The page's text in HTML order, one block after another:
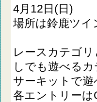
4月12日(日)
場所は鈴鹿ツ
レースカテゴ
しでも遊べる
サーキットで
各エントリー